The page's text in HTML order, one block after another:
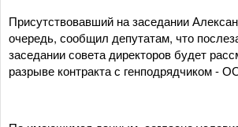
Присутствовавший на заседании
очередь, сообщил депутатам, что
заседании совета директоров будет
разрыве контракта с генподрядчиком